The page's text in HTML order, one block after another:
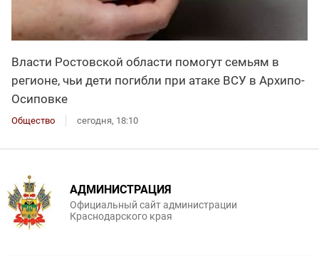
Власти Ростовской области помогут семьям в
регионе, чьи дети погибли при атаке ВСУ в Архипо-
Осиповке
Общество сегодня, 18:10
АДМИНИСТРАЦИЯ
Официальный сайт администрации
Краснодарского края